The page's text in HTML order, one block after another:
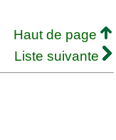
Haut de page
Liste suivante